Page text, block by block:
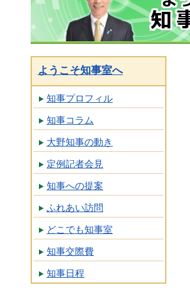
ようこそ知事室へ
知事プロフィル
知事コラム
大野知事の動き
定例記者会見
知事への提案
ふれあい訪問
どこでも知事室
知事交際費
知事日程